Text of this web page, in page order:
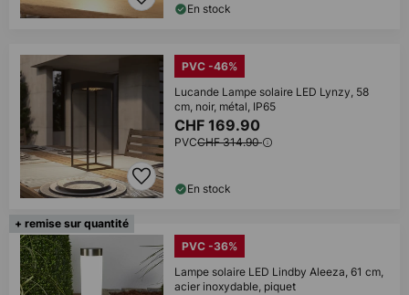
En stock
PVC -46%
Lucande Lampe solaire LED Lynzy, 58
cm, noir, métal, IP65
CHF 169.90
PVCCHF 314.90
En stock
+ remise sur quantité
PVC -36%
Lampe solaire LED Lindby Aleeza, 61 cm,
acier inoxydable, piquet